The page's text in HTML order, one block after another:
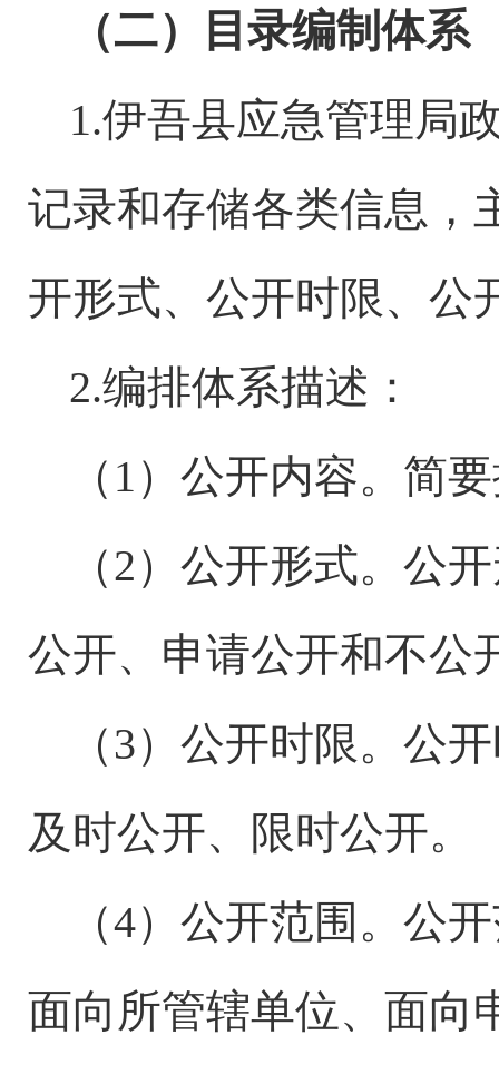
（二）目录编制体系
1.伊吾县应急管理局
记录和存储各类信息，
开形式、公开时限、公
2.编排体系描述：
（1）公开内容。简
（2）公开形式。公
公开、申请公开和不公
（3）公开时限。公
及时公开、限时公开。
（4）公开范围。公
面向所管辖单位、面向